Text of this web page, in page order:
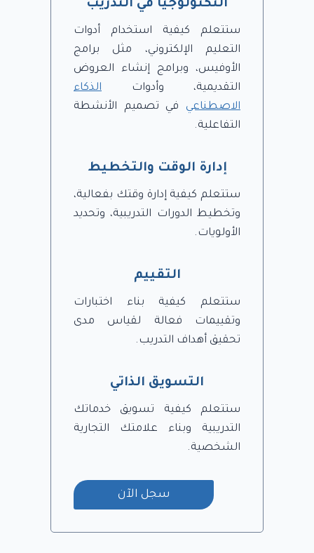
التكنولوجيا في التدريب
ستتعلم كيفية استخدام أدوات
التعليم الإلكتروني، مثل برامج
الأوفيس، وبرامج إنشاء العروض
التقديمية، وأدوات الذكاء
الاصطناعي في تصميم الأنشطة
التفاعلية.
إدارة الوقت والتخطيط
ستتعلم كيفية إدارة وقتك بفعالية،
وتخطيط الدورات التدريبية، وتحديد
الأولويات.
التقييم
ستتعلم كيفية بناء اختبارات
وتقييمات فعالة لقياس مدى
تحقيق أهداف التدريب.
التسويق الذاتي
ستتعلم كيفية تسويق خدماتك
التدريبية وبناء علامتك التجارية
الشخصية.
سجل الآن